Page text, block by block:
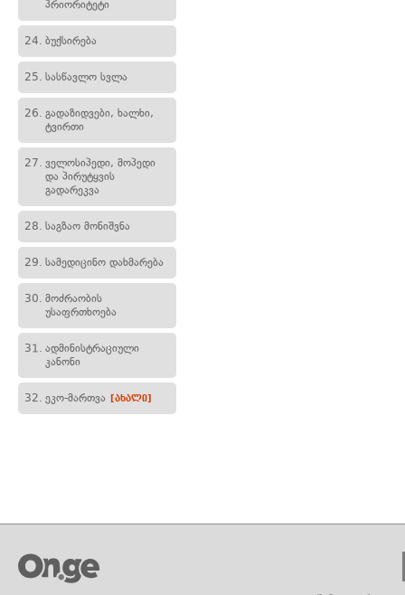
პრიორიტეტი
24. ბუქსირება
25. სასწავლო სვლა
26. გადაზიდვები, ხალხი,
ტვირთი
27. ველოსიპედი, მოპედი
და პირუტყვის
გადარეკვა
28. საგზაო მონიშვნა
29. სამედიცინო დახმარება
30. მოძრაობის
უსაფრთხოება
31. ადმინისტრაციული
კანონი
32. ეკო-მართვა [ახალი]